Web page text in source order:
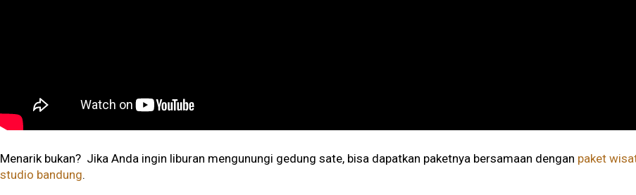
Menarik bukan? Jika Anda ingin liburan mengunungi gedung sate, bisa dapatkan paketnya bersamaan dengan paket
studio bandung.